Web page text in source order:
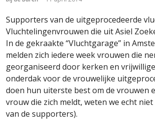
Supporters van de uitgeprocedeerde
Vluchtelingenvrouwen die uit Asiel
In de gekraakte “Vluchtgarage” in
melden zich iedere week vrouwen die
georganiseerd door kerken en
onderdak voor de vrouwelijke
doen hun uiterste best om de vrouwen
vrouw die zich meldt, weten we echt
van de supporters).